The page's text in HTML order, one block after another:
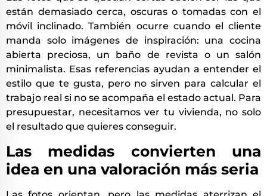
están demasiado cerca, oscuras o tomadas con el
móvil inclinado. También ocurre cuando el cliente
manda solo imágenes de inspiración: una cocina
abierta preciosa, un baño de revista o un salón
minimalista. Esas referencias ayudan a entender el
estilo que te gusta, pero no sirven para calcular el
trabajo real si no se acompaña el estado actual. Para
presupuestar, necesitamos ver tu vivienda, no solo
el resultado que quieres conseguir.
Las medidas convierten una
idea en una valoración más seria